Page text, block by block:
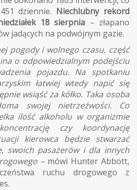
dziennie. Niechlubny rekord
18 sierpnia – złapano
jadących na podwójnym gazie.
pogody i wolnego czasu, część
o odpowiedzialnym podejściu
pojazdu. Na spotkaniu
łatwiej wtedy napić się
wsiąść za kółko. Taka osoba
swojej nietrzeźwości. Co
ilość alkoholu w organizmie
czy koordynację
kierowca będzie stwarzać
swoich pasażerów i dla innych
–mówi Hunter Abbott,
ruchu drogowego z